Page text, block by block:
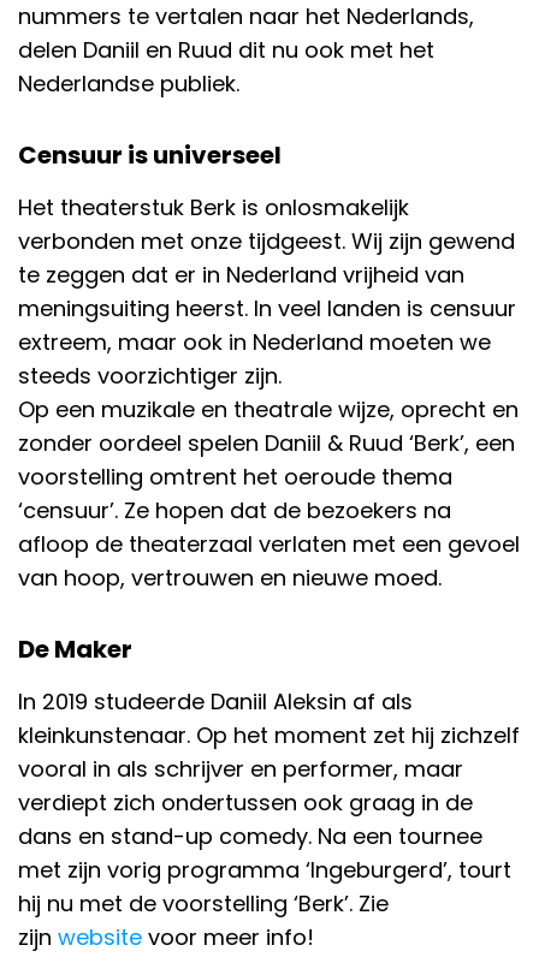
nummers te vertalen naar het Nederlands,
delen Daniil en Ruud dit nu ook met het
Nederlandse publiek.
Censuur is universeel
Het theaterstuk Berk is onlosmakelijk
verbonden met onze tijdgeest. Wij zijn gewend
te zeggen dat er in Nederland vrijheid van
meningsuiting heerst. In veel landen is censuur
extreem, maar ook in Nederland moeten we
steeds voorzichtiger zijn.
Op een muzikale en theatrale wijze, oprecht en
zonder oordeel spelen Daniil & Ruud ‘Berk’, een
voorstelling omtrent het oeroude thema
‘censuur’. Ze hopen dat de bezoekers na
afloop de theaterzaal verlaten met een gevoel
van hoop, vertrouwen en nieuwe moed.
De Maker
In 2019 studeerde Daniil Aleksin af als
kleinkunstenaar. Op het moment zet hij zichzelf
vooral in als schrijver en performer, maar
verdiept zich ondertussen ook graag in de
dans en stand-up comedy. Na een tournee
met zijn vorig programma ‘Ingeburgerd’, tourt
hij nu met de voorstelling ‘Berk’. Zie
zijn website voor meer info!